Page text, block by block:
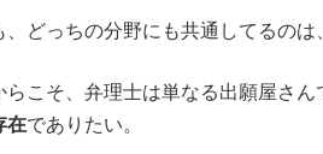
、どっちの分野にも共通してるのは
らこそ、弁理士は単なる出願屋さん
在でありたい。